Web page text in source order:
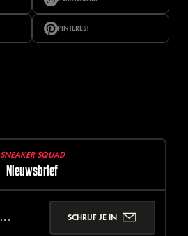
PINTEREST
SNEAKER SQUAD
Nieuwsbrief
SCHRIJF JE IN